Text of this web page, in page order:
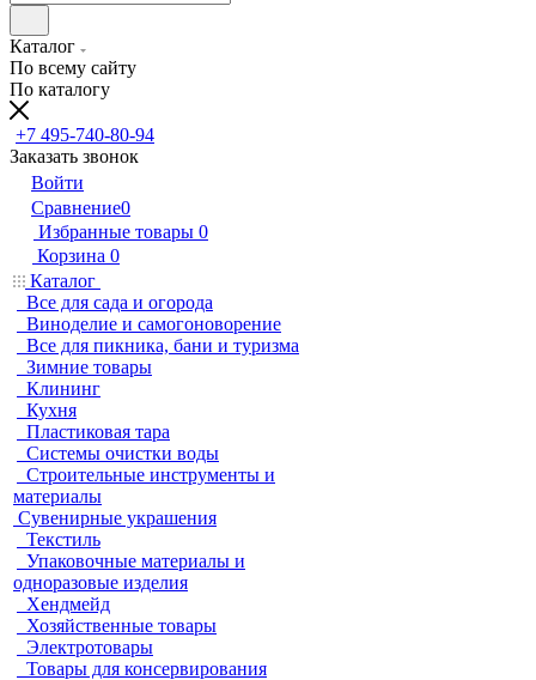
Каталог
По всему сайту
По каталогу
+7 495-740-80-94
Заказать звонок
Войти
Сравнение0
Избранные товары 0
Корзина 0
Каталог
Все для сада и огорода
Виноделие и самогоноворение
Все для пикника, бани и туризма
Зимние товары
Клининг
Кухня
Пластиковая тара
Системы очистки воды
Строительные инструменты и
материалы
Сувенирные украшения
Текстиль
Упаковочные материалы и
одноразовые изделия
Хендмейд
Хозяйственные товары
Электротовары
Товары для консервирования